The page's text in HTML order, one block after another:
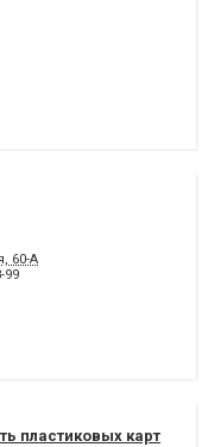
60-А
99
пластиковых карт